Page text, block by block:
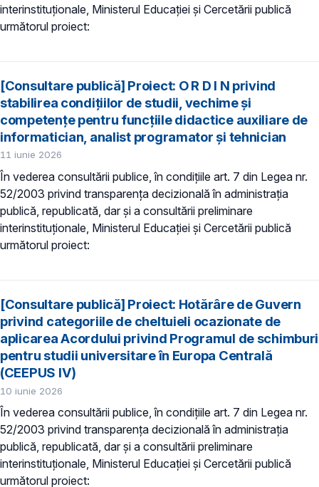
interinstituționale, Ministerul Educaţiei și Cercetării publică
următorul proiect:
[Consultare publică] Proiect: O R D I N privind
stabilirea condiţiilor de studii, vechime şi
competenţe pentru funcțiile didactice auxiliare de
informatician, analist programator și tehnician
11 iunie 2026
În vederea consultării publice, în condiţiile art. 7 din Legea nr.
52/2003 privind transparenţa decizională în administraţia
publică, republicată, dar și a consultării preliminare
interinstituționale, Ministerul Educaţiei și Cercetării publică
următorul proiect:
[Consultare publică] Proiect: Hotărâre de Guvern
privind categoriile de cheltuieli ocazionate de
aplicarea Acordului privind Programul de schimburi
pentru studii universitare în Europa Centrală
(CEEPUS IV)
10 iunie 2026
În vederea consultării publice, în condiţiile art. 7 din Legea nr.
52/2003 privind transparenţa decizională în administraţia
publică, republicată, dar și a consultării preliminare
interinstituționale, Ministerul Educaţiei și Cercetării publică
următorul proiect: